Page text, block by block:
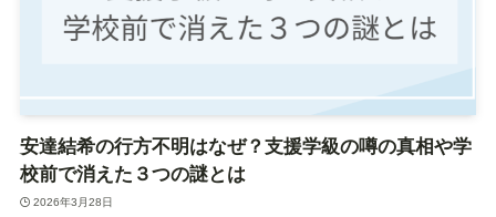
安達結希の行方不明はなぜ？支援学級の噂の真相や学
校前で消えた３つの謎とは
2026年3月28日